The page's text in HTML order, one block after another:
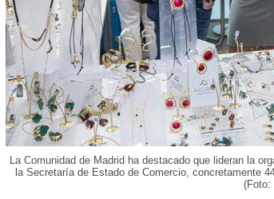
La Comunidad de Madrid ha destacado que lideran la
la Secretaría de Estado de Comercio, concretamente
(Foto: